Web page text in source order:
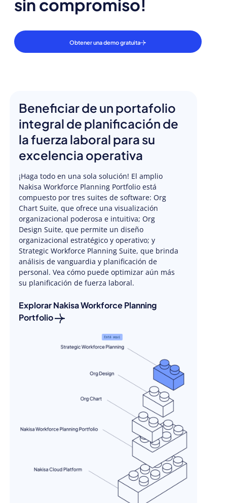
sin compromiso!
Obtener una demo gratuita
Beneficiar de un portafolio
integral de planificación de
la fuerza laboral para su
excelencia operativa
¡Haga todo en una sola solución! El amplio
Nakisa Workforce Planning Portfolio está
compuesto por tres suites de software: Org
Chart Suite, que ofrece una visualización
organizacional poderosa e intuitiva; Org
Design Suite, que permite un diseño
organizacional estratégico y operativo; y
Strategic Workforce Planning Suite, que brinda
análisis de vanguardia y planificación de
personal. Vea cómo puede optimizar aún más
su planificación de fuerza laboral.
Explorar Nakisa Workforce Planning
Portfolio